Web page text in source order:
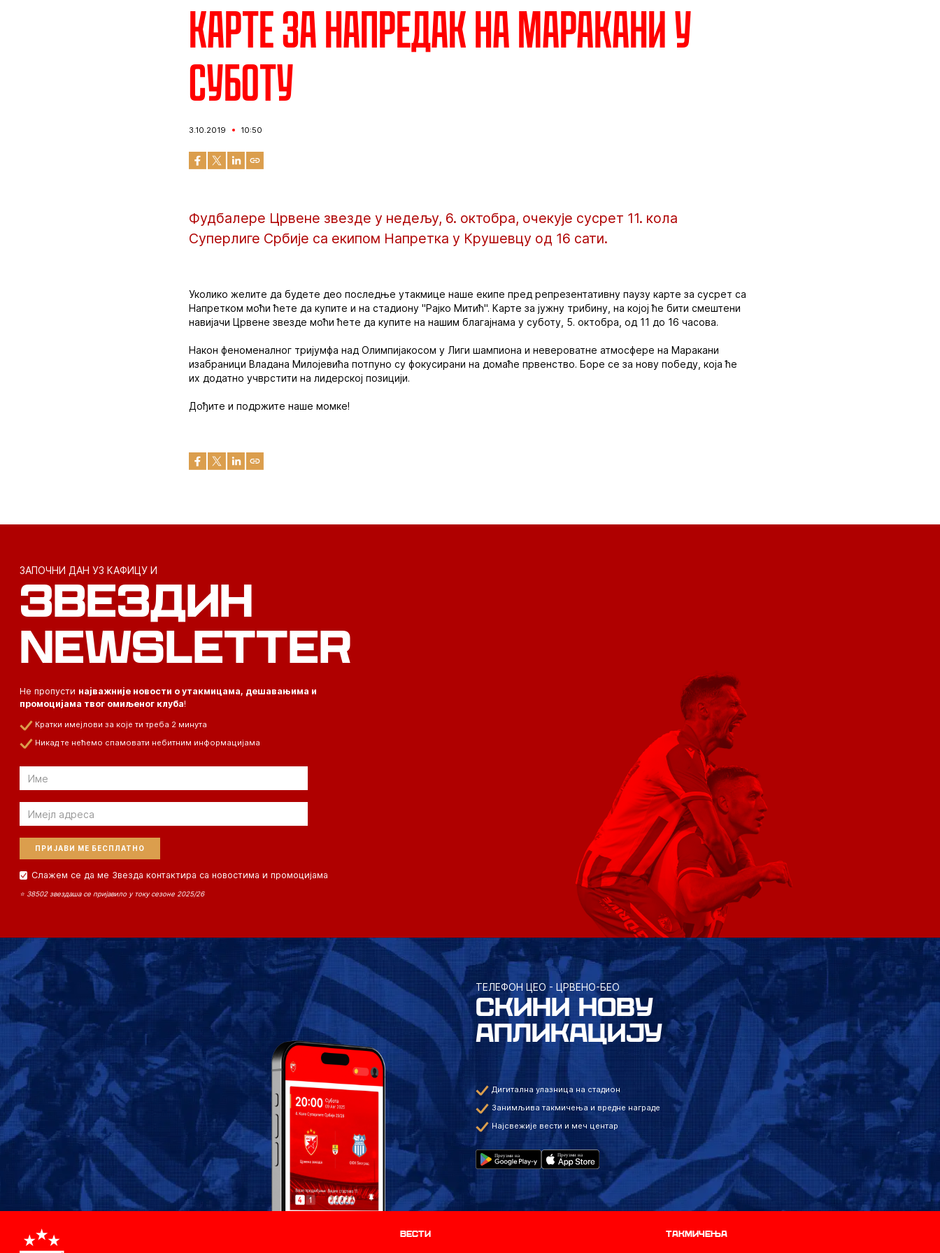
Карте за Напредак на Маракани у
суботу
3.10.2019 10:50
Фудбалере Црвене звезде у недељу, 6. октобра, очекује сусрет 11. кола
Суперлиге Србије са екипом Напретка у Крушевцу од 16 сати.
Уколико желите да будете део последње утакмице наше екипе пред репрезентативну паузу карте за сусрет са
Напретком моћи ћете да купите и на стадиону "Рајко Митић". Карте за јужну трибину, на којој ће бити смештени
навијачи Црвене звезде моћи ћете да купите на нашим благајнама у суботу, 5. октобра, од 11 до 16 часова.
Након феноменалног тријумфа над Олимпијакосом у Лиги шампиона и невероватне атмосфере на Маракани
изабраници Владана Милојевића потпуно су фокусирани на домаће првенство. Боре се за нову победу, која ће
их додатно учврстити на лидерској позицији.
Дођите и подржите наше момке!
ЗАПОЧНИ ДАН УЗ КАФИЦУ И
ЗВЕЗДИН
NEWSLETTER
Не пропусти најважније новости о утакмицама, дешавањима и
промоцијама твог омиљеног клуба!
Кратки имејлови за које ти треба 2 минута
Никад те нећемо спамовати небитним информацијама
Email
Email
Слажем се да ме Звезда контактира са новостима и промоцијама
⭐ 38502 звездаша се пријавило у току сезоне 2025/26
ТЕЛЕФОН ЦЕО - ЦРВЕНО-БЕО
СКИНИ НОВУ
АПЛИКАЦИЈУ
Дигитална улазница на стадион
Занимљива такмичења и вредне награде
Најсвежије вести и меч центар
Вести Такмичења